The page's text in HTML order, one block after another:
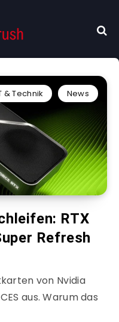
& Technik News
RTX
Refresh
von Nvidia
aus. Warum das